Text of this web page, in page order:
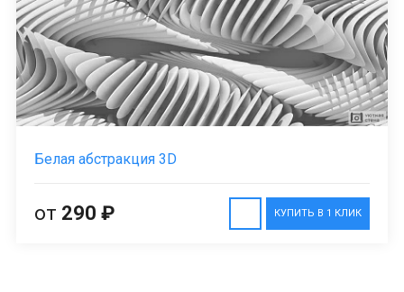
Белая абстракция 3D
КУПИТЬ В 1 КЛИК
от 290 ₽